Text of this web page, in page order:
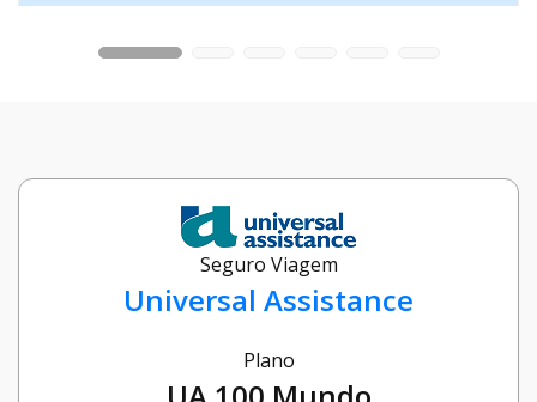
Seguro Viagem
Universal Assistance
Plano